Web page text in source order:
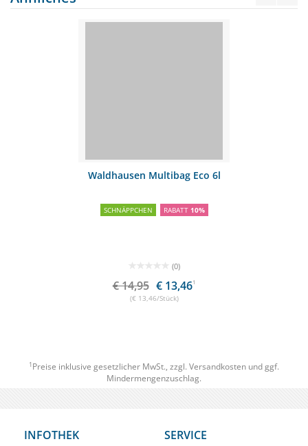
Waldhausen Multibag Eco 6l
SCHNÄPPCHEN RABATT 10%
(0)
€ 14,95 € 13,461
(€ 13,46/Stück)
1 Preise inklusive gesetzlicher MwSt., zzgl. Versandkosten und ggf.
Mindermengenzuschlag.
INFOTHEK SERVICE